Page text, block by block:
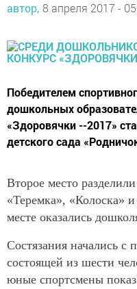
автор, 8 апреля 2017 -
Победителем
дошкольных
«Здоровячки --2017»
детского сада
Второе место
«Теремка», «Колоска»
месте оказались
Состязания начались с
состоящей из шести
юные спортсмены